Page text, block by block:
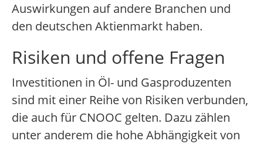
Auswirkungen auf andere Branchen und
den deutschen Aktienmarkt haben.
Risiken und offene Fragen
Investitionen in Öl- und Gasproduzenten
sind mit einer Reihe von Risiken verbunden,
die auch für CNOOC gelten. Dazu zählen
unter anderem die hohe Abhängigkeit von